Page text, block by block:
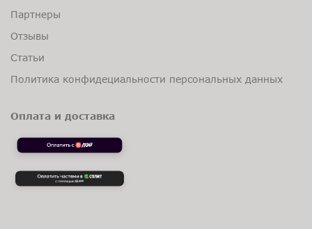
Партнеры
Отзывы
Статьи
Политика конфидециальности персональных данных
Оплата и доставка